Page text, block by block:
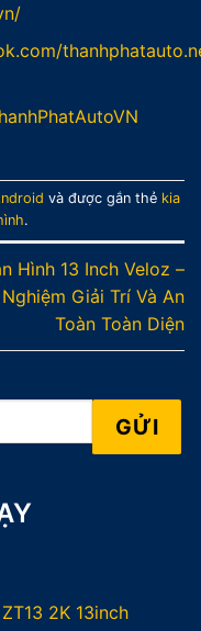
và được gắn thẻ kia
.
Hình 13 Inch Veloz –
Giải Trí Và An
Toàn Toàn Diện